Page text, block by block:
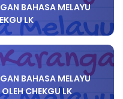
BAHASA MELAYU
LK
BAHASA MELAYU
CHEKGU LK